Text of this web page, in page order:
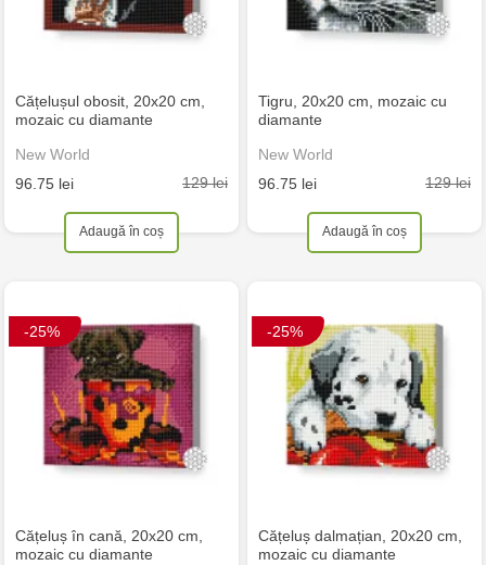
Cățelușul obosit, 20x20 cm,
mozaic cu diamante
New World
96.75 lei
129 lei
Adaugă în coș
Tigru, 20x20 cm, mozaic cu
diamante
New World
96.75 lei
129 lei
Adaugă în coș
-25%
Cățeluș în cană, 20x20 cm,
mozaic cu diamante
-25%
Cățeluș dalmațian, 20x20 cm,
mozaic cu diamante